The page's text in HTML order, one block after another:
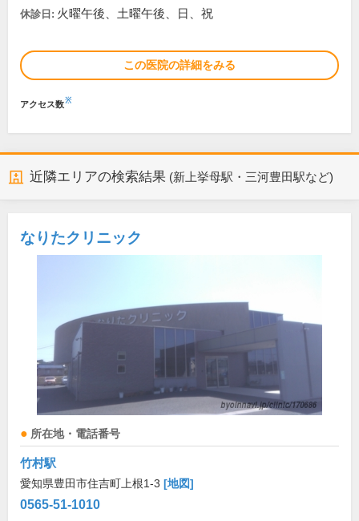
休診日: 火曜午後、土曜午後、日、祝
この医院の詳細をみる
アクセス数※
近隣エリアの検索結果 (新上挙母駅・三河豊田駅など)
なりたクリニック
所在地・電話番号
竹村駅
愛知県豊田市住吉町上根1-3 [地図]
0565-51-1010